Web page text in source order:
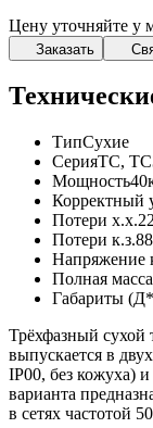
Цену уточняйте у
Заказать
ТипСухие
СерияТС,
Мощность
Корректный
Потери х.х.
Потери к.з.
Напряжение
Полная масса
Габариты
Трёхфазный
выпускается в
IP00, без кожуха)
варианта
в сетях частотой